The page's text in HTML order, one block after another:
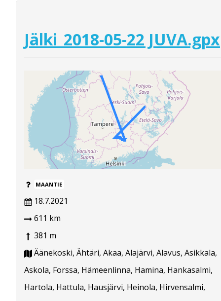
Jälki_2018-05-22 JUVA.gpx
MAANTIE
18.7.2021
611 km
381 m
Äänekoski, Ähtäri, Akaa, Alajärvi, Alavus, Asikkala,
Askola, Forssa, Hämeenlinna, Hamina, Hankasalmi,
Hartola, Hattula, Hausjärvi, Heinola, Hirvensalmi,